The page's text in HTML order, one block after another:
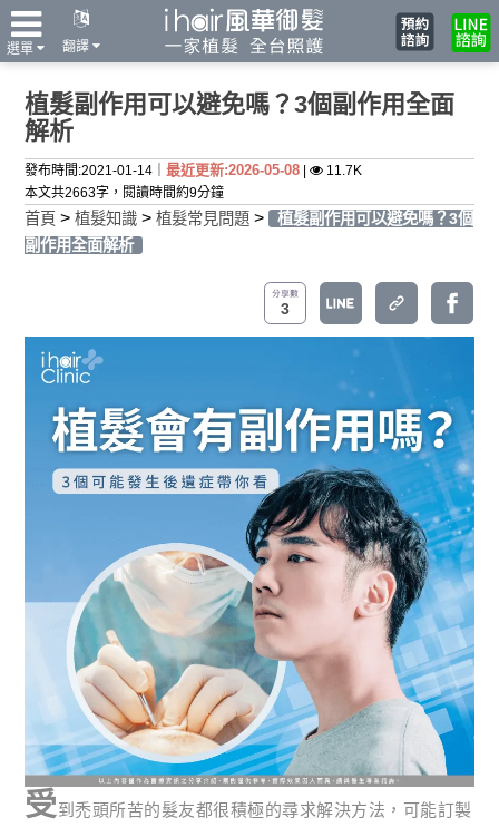
翻譯
選單
植髮副作用可以避免嗎？3個副作用全面
解析
發布時間:2021-01-14｜ 最近更新:2026-05-08
11.7K
本文共2663字，閱讀時間約9分鐘
首頁 > 植髮知識 > 植髮常見問題 >
植髮副作用可以避免嗎？3個
副作用全面解析
3
受到禿頭所苦的髮友都很積極的尋求解決方法，可能訂製